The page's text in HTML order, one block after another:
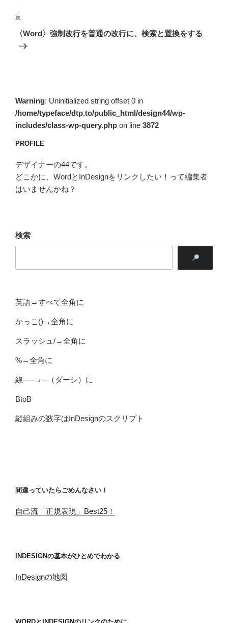
ゲ
ー
シ
次
の
次
〈Word〉強制改行を普通の改行に、検索と置換をする
Warning: Uninitialized string offset 0 in
/home/typeface/dtp.to/public_html/design44/wp-
includes/class-wp-query.php on line 3872
PROFILE
デザイナーの44です。
どこかに、WordとInDesignをリンクしたい！って編集者
はいませんかね？
検索
英語→すべて全角に
かっこ()→全角に
スラッシュ/→全角に
%→全角に
線──→─（ダーシ）に
BtoB
縦組みの数字はInDesignのスクリプト
間違っていたらごめんなさい！
自己流「正規表現」Best25！
INDESIGNの基本がひとめでわかる
InDesignの地図